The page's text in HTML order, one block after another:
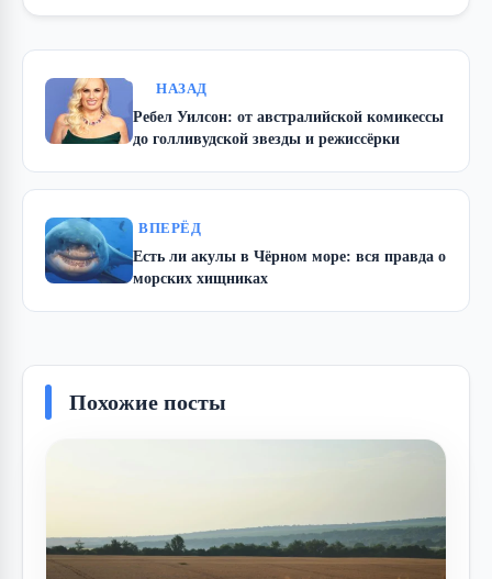
НАЗАД
Ребел Уилсон: от австралийской комикессы
до голливудской звезды и режиссёрки
ВПЕРЁД
Есть ли акулы в Чёрном море: вся правда о
морских хищниках
Похожие посты